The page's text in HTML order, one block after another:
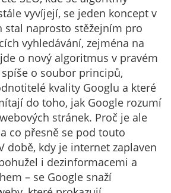
vyvíjejí, se jeden koncept v
stal naprosto stěžejním pro
vyhledávání, zejména na
o nový algoritmus v pravém
o soubor principů,
kvality Googlu a které
do toho, jak Google rozumí
stránek. Proč je ale
co přesně se pod touto
době, kdy je internet zaplaven
i dezinformacemi a
– se Google snaží